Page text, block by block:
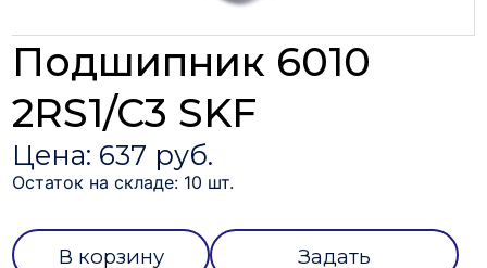
Подшипник 6010
2RS1/C3 SKF
Цена: 637 руб.
Остаток на складе: 10 шт.
В корзину
Задать